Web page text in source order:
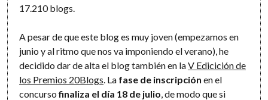
17.210 blogs.
A pesar de que este blog es muy joven (empezamos en
junio y al ritmo que nos va imponiendo el verano), he
decidido dar de alta el blog también en laV Edicición de
los Premios 20Blogs . La fase de inscripción en el
concursofinaliza el día 18 de julio , de modo que si